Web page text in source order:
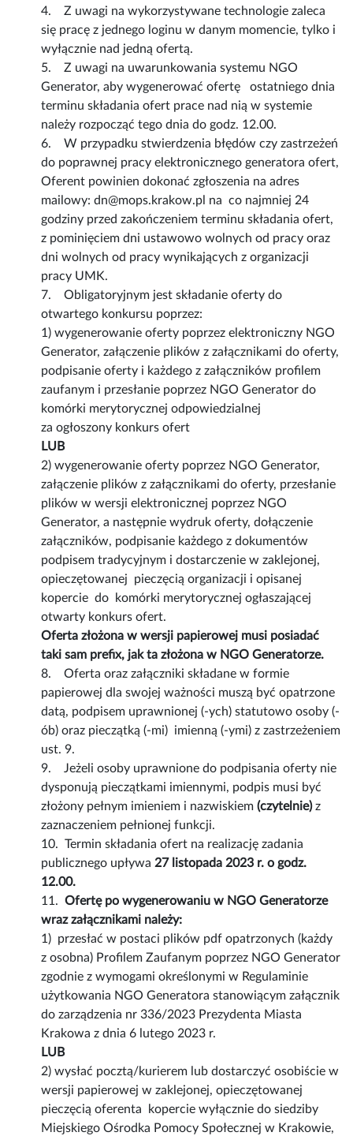
4. Z uwagi na wykorzystywane technologie zaleca
się pracę z jednego loginu w danym momencie, tylko i
wyłącznie nad jedną ofertą.
5. Z uwagi na uwarunkowania systemu NGO
Generator, aby wygenerować ofertę ostatniego dnia
terminu składania ofert prace nad nią w systemie
należy rozpocząć tego dnia do godz. 12.00.
6. W przypadku stwierdzenia błędów czy zastrzeżeń
do poprawnej pracy elektronicznego generatora ofert,
Oferent powinien dokonać zgłoszenia na adres
mailowy: dn@mops.krakow.pl na co najmniej 24
godziny przed zakończeniem terminu składania ofert,
z pominięciem dni ustawowo wolnych od pracy oraz
dni wolnych od pracy wynikających z organizacji
pracy UMK.
7. Obligatoryjnym jest składanie oferty do
otwartego konkursu poprzez:
1) wygenerowanie oferty poprzez elektroniczny NGO
Generator, załączenie plików z załącznikami do oferty,
podpisanie oferty i każdego z załączników profilem
zaufanym i przesłanie poprzez NGO Generator do
komórki merytorycznej odpowiedzialnej
za ogłoszony konkurs ofert
LUB
2) wygenerowanie oferty poprzez NGO Generator,
załączenie plików z załącznikami do oferty, przesłanie
plików w wersji elektronicznej poprzez NGO
Generator, a następnie wydruk oferty, dołączenie
załączników, podpisanie każdego z dokumentów
podpisem tradycyjnym i dostarczenie w zaklejonej,
opieczętowanej pieczęcią organizacji i opisanej
kopercie do komórki merytorycznej ogłaszającej
otwarty konkurs ofert.
Oferta złożona w wersji papierowej musi posiadać
taki sam prefix, jak ta złożona w NGO Generatorze.
8. Oferta oraz załączniki składane w formie
papierowej dla swojej ważności muszą być opatrzone
datą, podpisem uprawnionej (-ych) statutowo osoby (-
ób) oraz pieczątką (-mi) imienną (-ymi) z zastrzeżeniem
ust. 9.
9. Jeżeli osoby uprawnione do podpisania oferty nie
dysponują pieczątkami imiennymi, podpis musi być
złożony pełnym imieniem i nazwiskiem(czytelnie)z
zaznaczeniem pełnionej funkcji.
10. Termin składania ofert na realizację zadania
publicznego upływa 27 listopada 2023 r. o godz.
12.00.
11.Ofertę po wygenerowaniu w NGO Generatorze
wraz załącznikami należy:
1) przesłać w postaci plików pdf opatrzonych (każdy
z osobna) Profilem Zaufanym poprzez NGO Generator
zgodnie z wymogami określonymi w Regulaminie
użytkowania NGO Generatora stanowiącym załącznik
do zarządzenia nr 336/2023 Prezydenta Miasta
Krakowa z dnia 6 lutego 2023 r.
LUB
2) wysłać pocztą/kurierem lub dostarczyć osobiście w
wersji papierowej w zaklejonej, opieczętowanej
pieczęcią oferenta kopercie wyłącznie do siedziby
Miejskiego Ośrodka Pomocy Społecznej w Krakowie,